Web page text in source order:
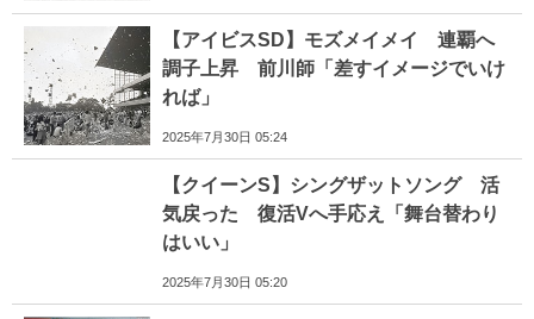
【アイビスSD】モズメイメイ 連覇へ
調子上昇 前川師「差すイメージでいけ
れば」
2025年7月30日 05:24
【クイーンS】シングザットソング 活
気戻った 復活Vへ手応え「舞台替わり
はいい」
2025年7月30日 05:20